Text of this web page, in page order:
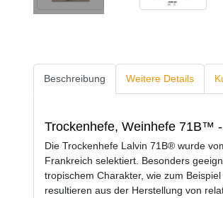
Beschreibung Weitere Details
Trockenhefe, Weinhefe 71B™
Die Trockenhefe Lalvin 71B® wurde
Frankreich selektiert. Besonders
tropischem Charakter, wie zum
resultieren aus der Herstellung von